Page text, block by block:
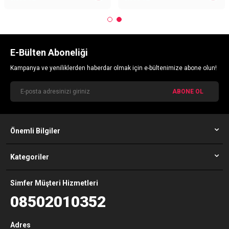
Yüksekliği 33 cm, genişliği 52 cm ve derinliği 45 cm'dir.
Simfer midi mini fırın yüzeye zarar verir mi?
Özel yalıtım malzemeleriyle kaplandığı için üzerine koyduğunuz
yüzeye zarar vermez.
E-Bülten Aboneliği
Kampanya ve yeniliklerden haberdar olmak için e-bültenimize abone olun!
ABONE OL
Önemli Bilgiler
Kategoriler
Simfer Müşteri Hizmetleri
08502010352
Adres